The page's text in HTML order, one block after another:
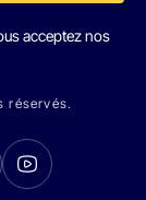
acceptez nos
réservés.